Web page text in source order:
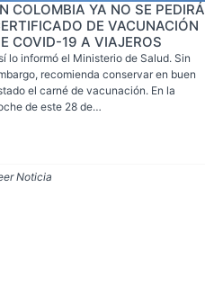
COLOMBIA YA NO SE PEDIRÁ
DE VACUNACIÓN
COVID-19 A VIAJEROS
lo informó el Ministerio de Salud. Sin
recomienda conservar en buen
el carné de vacunación. En la
de este 28 de…
Noticia